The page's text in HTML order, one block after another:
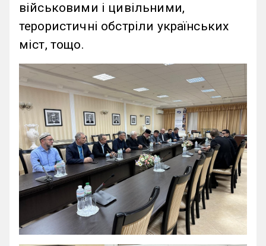
військовими і цивільними,
терористичні обстріли українських
міст, тощо.